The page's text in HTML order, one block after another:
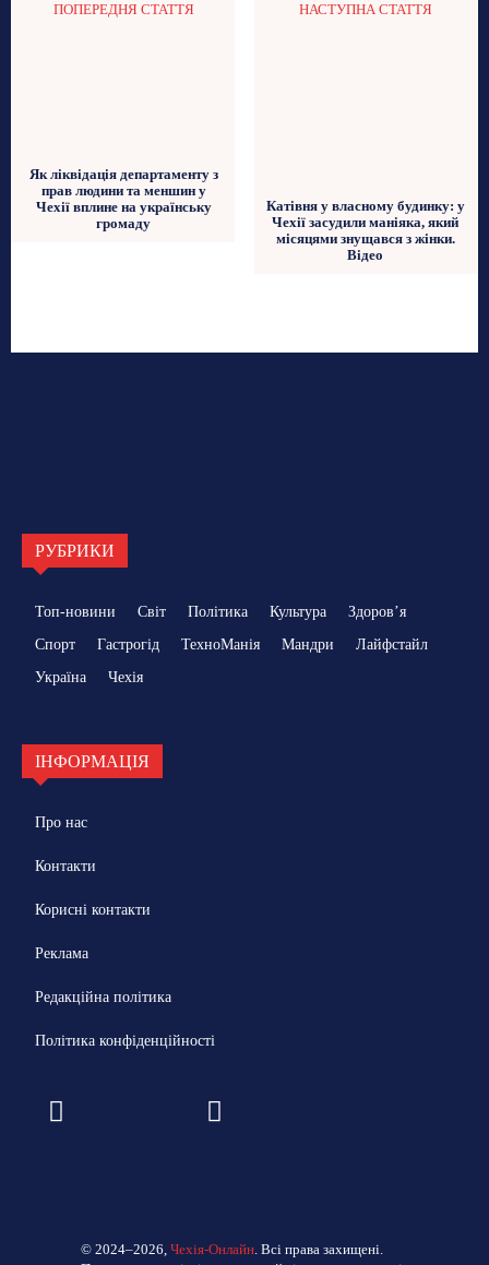
ПОПЕРЕДНЯ СТАТТЯ
Як ліквідація департаменту з
прав людини та меншин у
Чехії вплине на українську
громаду
НАСТУПНА СТАТТЯ
Катівня у власному будинку: у
Чехії засудили маніяка, який
місяцями знущався з жінки.
Відео
РУБРИКИ
Топ-новини Світ Політика Культура
Здоровʼя
Спорт
Гастрогід ТехноМанія Мандри
Лайфстайл
Україна
Чехія
ІНФОРМАЦІЯ
Про нас
Контакти
Корисні контакти
Реклама
Редакційна політика
Політика конфіденційності
© 2024–2026,Чехія-Онлайн . Всі права захищені.